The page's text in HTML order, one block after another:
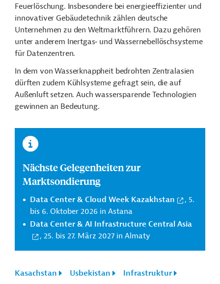
Feuerlöschung. Insbesondere bei energieeffizienter und
innovativer Gebäudetechnik zählen deutsche
Unternehmen zu den Weltmarktführern. Dazu gehören
unter anderem Inertgas‑ und Wassernebellöschsysteme
für Datenzentren.
In dem von Wasserknappheit bedrohten Zentralasien
dürften zudem Kühlsysteme gefragt sein, die auf
Außenluft setzen. Auch wassersparende Technologien
gewinnen an Bedeutung.
Nächste Gelegenheiten zur
Marktsondierung
Data Center & Cloud Week Kazakhstan
, 5.
bis 6. Oktober 2026 in Astana
Data Center & AI Infrastructure Central Asia
, 25. bis 27. März 2027 in Almaty
Kasachstan Usbekistan
Infrastruktur